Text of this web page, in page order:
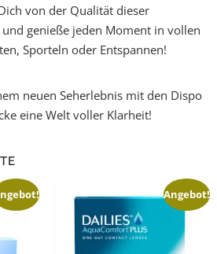
von der Qualität dieser
genieße jeden Moment in vollen
Sporteln oder Entspannen!
neuen Seherlebnis mit den Dispo
eine Welt voller Klarheit!
Angebot!